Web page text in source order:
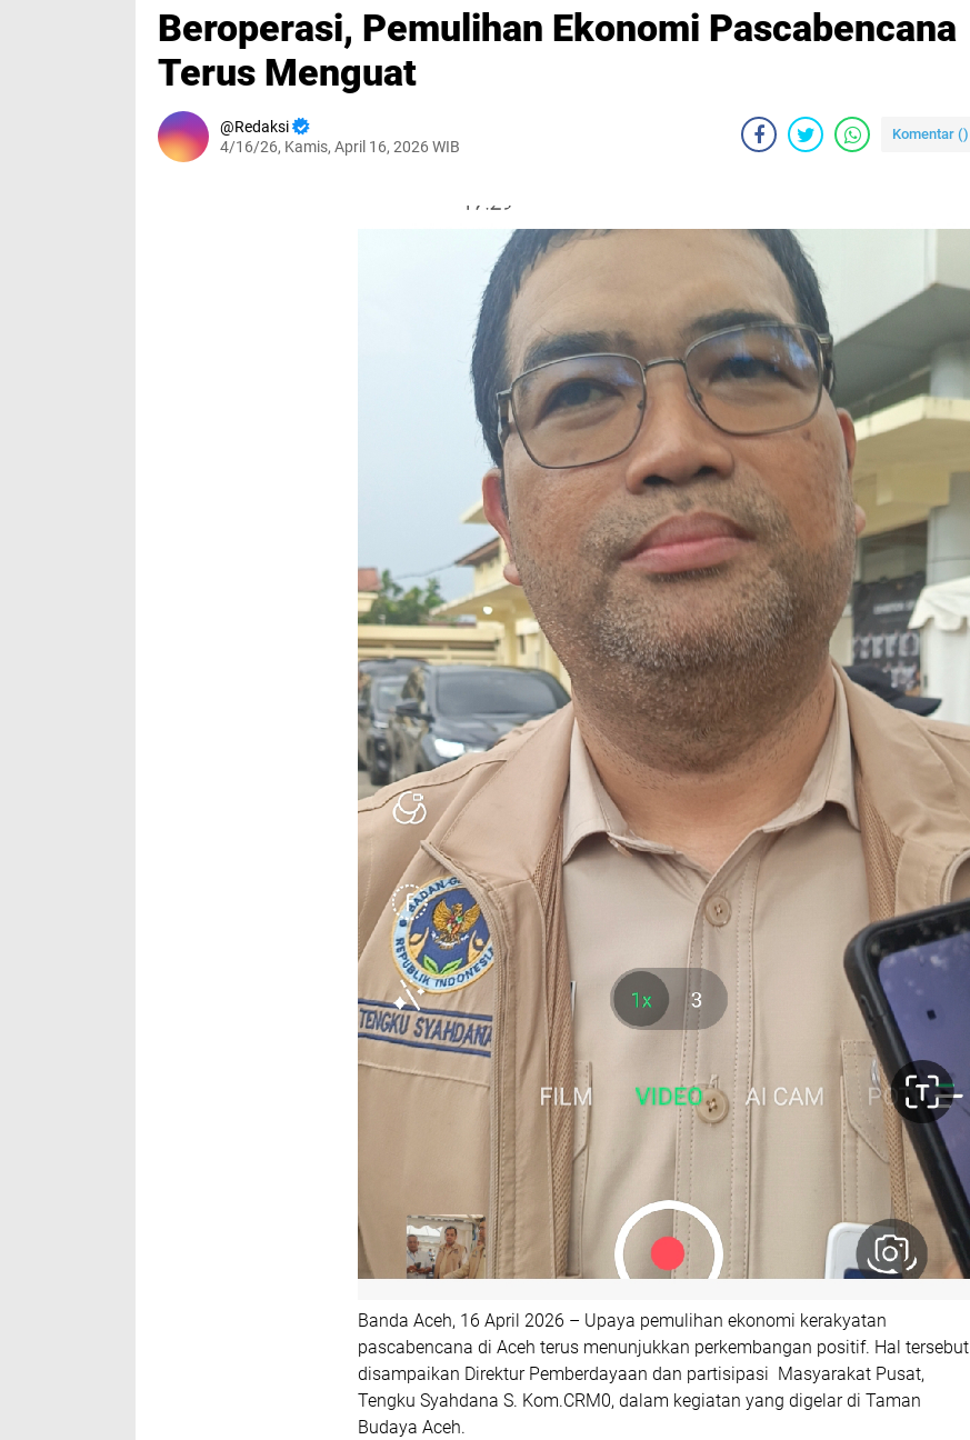
Beroperasi, Pemulihan Ekonomi Pascabencana
Terus Menguat
Redaksi
4/16/26, Kamis, April 16, 2026 WIB
Komentar ()
Banda Aceh, 16 April 2026 – Upaya pemulihan ekonomi kerakyatan
pascabencana di Aceh terus menunjukkan perkembangan positif. Hal tersebut
disampaikan Direktur Pemberdayaan dan partisipasi Masyarakat Pusat,
Tengku Syahdana S. Kom.CRM0, dalam kegiatan yang digelar di Taman
Budaya Aceh.